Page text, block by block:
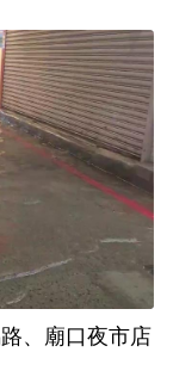
、廟口夜市店